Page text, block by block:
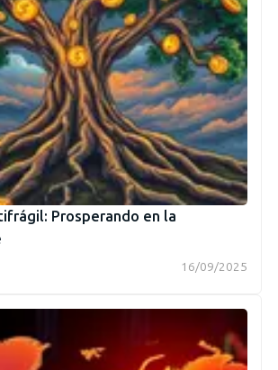
Prosperando en la
16/09/2025